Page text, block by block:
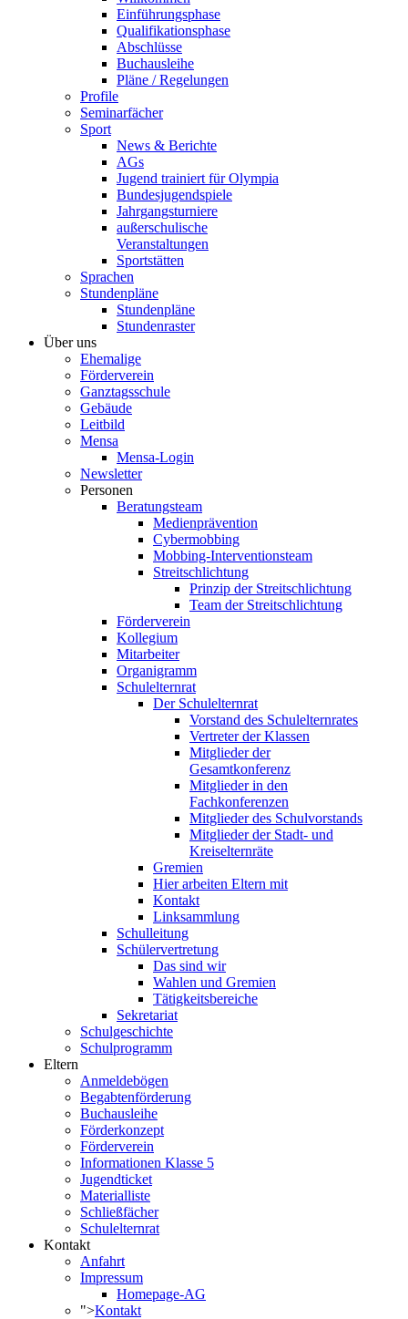
Einführungsphase
Qualifikationsphase
Abschlüsse
Buchausleihe
Pläne / Regelungen
Profile
Seminarfächer
Sport
News & Berichte
AGs
Jugend trainiert für Olympia
Bundesjugendspiele
Jahrgangsturniere
außerschulische
Veranstaltungen
Sportstätten
Sprachen
Stundenpläne
Stundenpläne
Stundenraster
Über uns
Ehemalige
Förderverein
Ganztagsschule
Gebäude
Leitbild
Mensa
Mensa-Login
Newsletter
Personen
Beratungsteam
Medienprävention
Cybermobbing
Mobbing-Interventionsteam
Streitschlichtung
Prinzip der Streitschlichtung
Team der Streitschlichtung
Förderverein
Kollegium
Mitarbeiter
Organigramm
Schulelternrat
Der Schulelternrat
Vorstand des Schulelternrates
Vertreter der Klassen
Mitglieder der
Gesamtkonferenz
Mitglieder in den
Fachkonferenzen
Mitglieder des Schulvorstands
Mitglieder der Stadt- und
Kreiselternräte
Gremien
Hier arbeiten Eltern mit
Kontakt
Linksammlung
Schulleitung
Schülervertretung
Das sind wir
Wahlen und Gremien
Tätigkeitsbereiche
Sekretariat
Schulgeschichte
Schulprogramm
Eltern
Anmeldebögen
Begabtenförderung
Buchausleihe
Förderkonzept
Förderverein
Informationen Klasse 5
Jugendticket
Materialliste
Schließfächer
Schulelternrat
Kontakt
Anfahrt
Impressum
Homepage-AG
">Kontakt